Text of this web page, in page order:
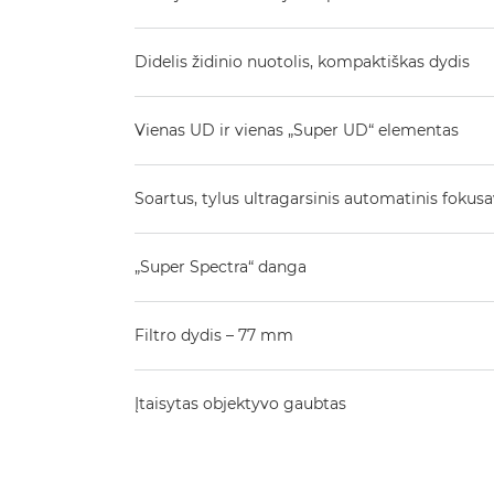
Didelis židinio nuotolis, kompaktiškas dydis
Vienas UD ir vienas „Super UD“ elementas
Soartus, tylus ultragarsinis automatinis
„Super Spectra“ danga
Filtro dydis – 77 mm
Įtaisytas objektyvo gaubtas